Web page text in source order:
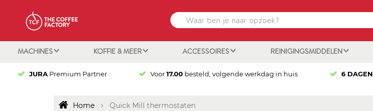
MACHINES KOFFIE & MEER ACCESSOIRES REINIGINGSMIDDELEN
JURAPremium Partner Voor17.00 besteld, volgende werkdag in huis 6 DAGEN
Home Quick Mill thermostaten